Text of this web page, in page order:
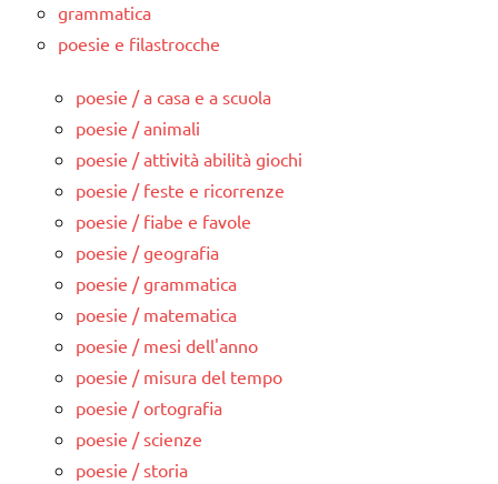
grammatica
poesie e filastrocche
poesie / a casa e a scuola
poesie / animali
poesie / attività abilità giochi
poesie / feste e ricorrenze
poesie / fiabe e favole
poesie / geografia
poesie / grammatica
poesie / matematica
poesie / mesi dell'anno
poesie / misura del tempo
poesie / ortografia
poesie / scienze
poesie / storia